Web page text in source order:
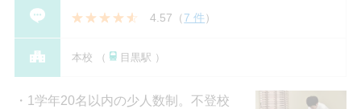
4.57 （7 件）
本校 （ 目黒駅 ）
1学年20名以内の少人数制。不登校